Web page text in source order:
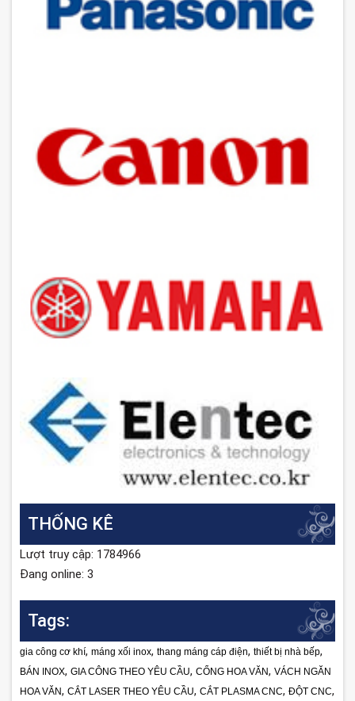
THỐNG KÊ
Lượt truy cập: 1784966
Đang online: 3
Tags:
gia công cơ khí, máng xối inox, thang máng cáp điện, thiết bị nhà bếp,
BÁN INOX, GIA CÔNG THEO YÊU CẦU, CỔNG HOA VĂN, VÁCH NGĂN
HOA VĂN, CẮT LASER THEO YÊU CẦU, CẮT PLASMA CNC, ĐỘT CNC,